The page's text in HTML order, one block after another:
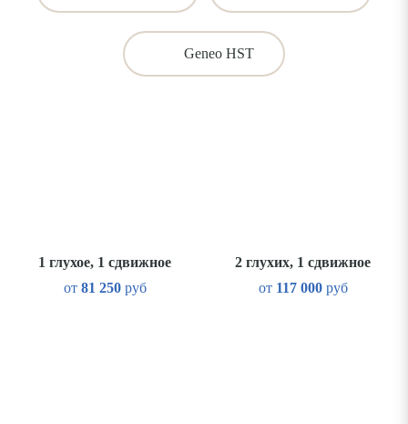
Geneo HST
1 глухое, 1 сдвижное
от 81 250руб
2 глухих, 1 сдвижное
от 117 000руб